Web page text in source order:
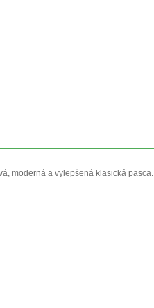
moderná a vylepšená klasická pasca.